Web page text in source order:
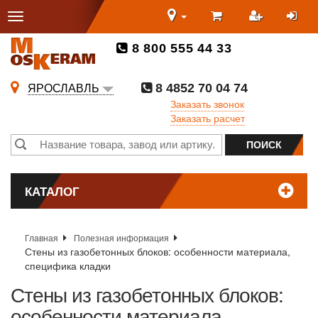
8 800 555 44 33
ЯРОСЛАВЛЬ
8 4852 70 04 74
Заказать звонок
Заказать расчет
КАТАЛОГ
Главная Полезная информация
Стены из газобетонных блоков: особенности материала,
специфика кладки
Стены из газобетонных блоков: